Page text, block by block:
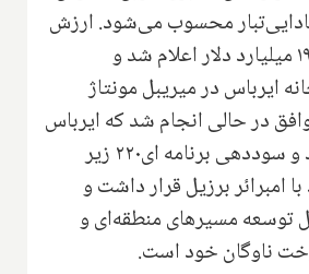
محسوب می‌شود. ارزش
این معامله حدود ۱۹ میلیارد دلار اعلام شد و
ایرباس در میریبل مونتاژ
در حالی انجام شد که ایرباس
برای افزایش تولید و سوددهی برنامه ای۲۲۰ زیر
امبرائر برزیل قرار داشت و
توسعه مسیرهای منطقه‌ای و
ناوگان خود است.